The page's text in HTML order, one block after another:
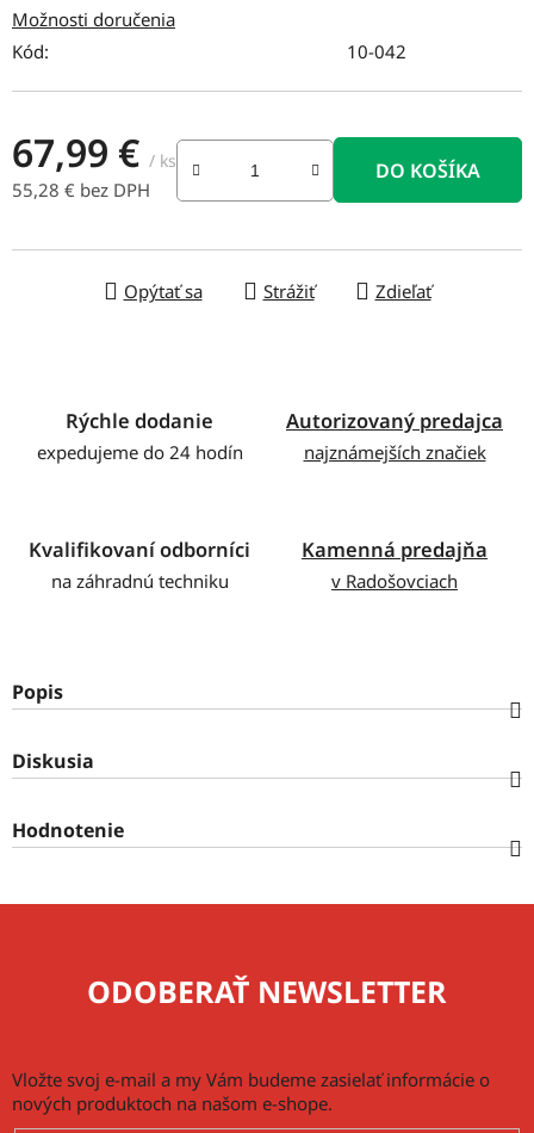
Možnosti doručenia
Kód:
10-042
67,99 € / ks
55,28 € bez DPH
DO KOŠÍKA
Opýtať sa Strážiť Zdieľať
Rýchle dodanie
expedujeme do 24 hodín
Autorizovaný predajca
najznámejších značiek
Kvalifikovaní odborníci
na záhradnú techniku
Kamenná predajňa
v Radošovciach
Popis
Diskusia
Hodnotenie
ODOBERAŤ NEWSLETTER
Vložte svoj e-mail a my Vám budeme zasielať informácie o
nových produktoch na našom e-shope.